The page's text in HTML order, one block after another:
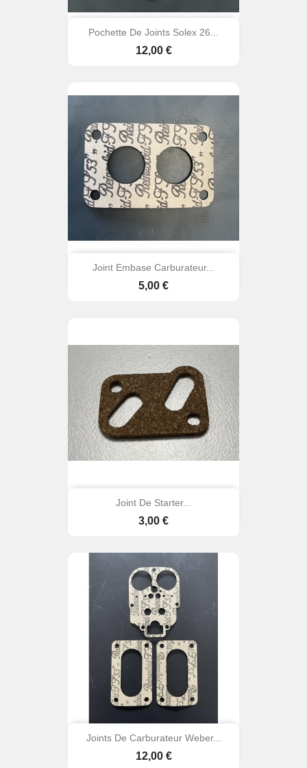
Pochette De Joints Solex 26...
Prix
12,00 €
Joint Embase Carburateur...
Prix
5,00 €
Joint De Starter...
Prix
3,00 €
Joints De Carburateur Weber...
Prix
12,00 €